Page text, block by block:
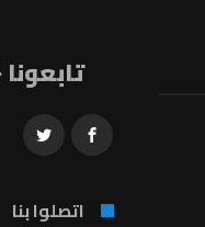
تابعونا
اتصلوا بنا